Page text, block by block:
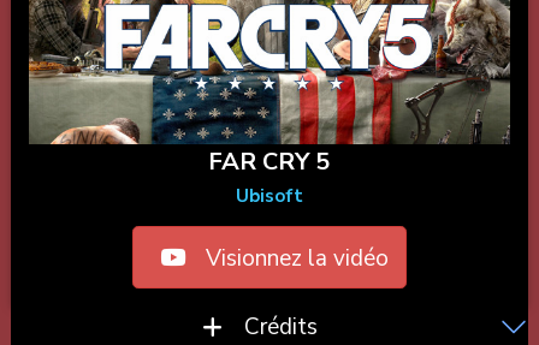
FAR CRY 5
Ubisoft
Visionnez la vidéo
Crédits